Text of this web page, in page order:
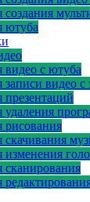
ютуба
видео с ютуба
видео с